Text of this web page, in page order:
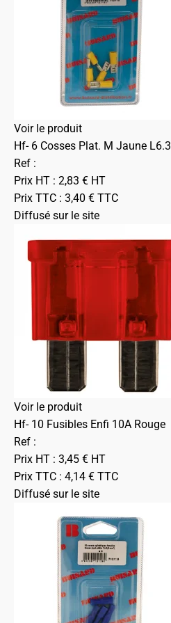
Voir le produit
Hf- 6 Cosses Plat. M Jaune L6.3
Ref :
Prix HT : 2,83 € HT
Prix TTC : 3,40 € TTC
Diffusé sur le site
Voir le produit
Hf- 10 Fusibles Enfi 10A Rouge
Ref :
Prix HT : 3,45 € HT
Prix TTC : 4,14 € TTC
Diffusé sur le site